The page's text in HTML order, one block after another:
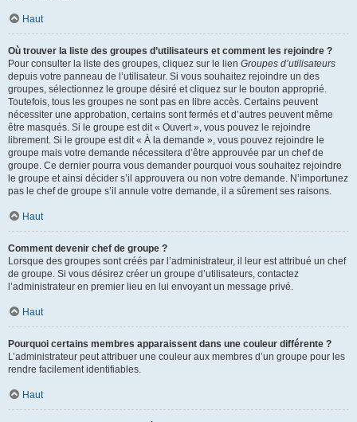
Haut
Où trouver la liste des groupes d’utilisateurs et comment les rejoindre ?
Pour consulter la liste des groupes, cliquez sur le lien Groupes d’utilisateurs
depuis votre panneau de l’utilisateur. Si vous souhaitez rejoindre un des
groupes, sélectionnez le groupe désiré et cliquez sur le bouton approprié.
Toutefois, tous les groupes ne sont pas en libre accès. Certains peuvent
nécessiter une approbation, certains sont fermés et d’autres peuvent même
être masqués. Si le groupe est dit « Ouvert », vous pouvez le rejoindre
librement. Si le groupe est dit « À la demande », vous pouvez rejoindre le
groupe mais votre demande nécessitera d’être approuvée par un chef de
groupe. Ce dernier pourra vous demander pourquoi vous souhaitez rejoindre
le groupe et ainsi décider s’il approuvera ou non votre demande. N’importunez
pas le chef de groupe s’il annule votre demande, il a sûrement ses raisons.
Haut
Comment devenir chef de groupe ?
Lorsque des groupes sont créés par l’administrateur, il leur est attribué un chef
de groupe. Si vous désirez créer un groupe d’utilisateurs, contactez
l’administrateur en premier lieu en lui envoyant un message privé.
Haut
Pourquoi certains membres apparaissent dans une couleur différente ?
L’administrateur peut attribuer une couleur aux membres d’un groupe pour les
rendre facilement identifiables.
Haut